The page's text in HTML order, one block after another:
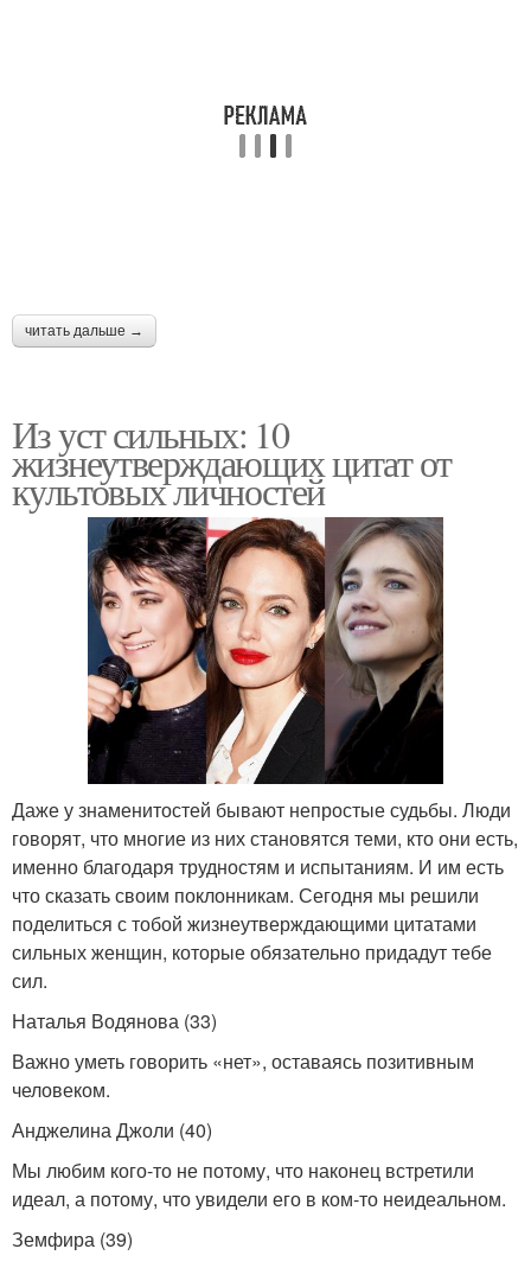
читать дальше →
Из уст сильных: 10
жизнеутверждающих цитат от
культовых личностей
Даже у знаменитостей бывают непростые судьбы. Люди
говорят, что многие из них становятся теми, кто они есть,
именно благодаря трудностям и испытаниям. И им есть
что сказать своим поклонникам. Сегодня мы решили
поделиться с тобой жизнеутверждающими цитатами
сильных женщин, которые обязательно придадут тебе
сил.
Наталья Водянова (33)
Важно уметь говорить «нет», оставаясь позитивным
человеком.
Анджелина Джоли (40)
Мы любим кого-то не потому, что наконец встретили
идеал, а потому, что увидели его в ком-то неидеальном.
Земфира (39)